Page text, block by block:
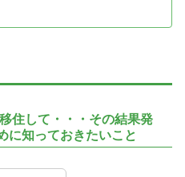
住して・・・その結果発
に知っておきたいこと